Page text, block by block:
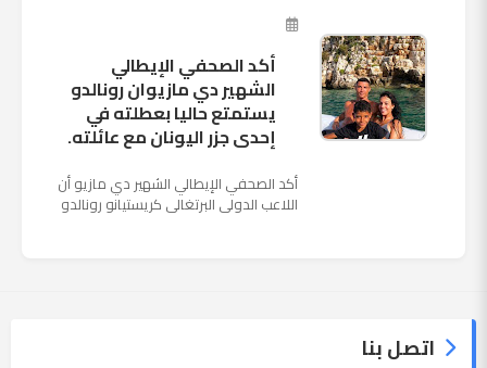
ملعب "كوزموس آ...
أكد الصحفي الإيطالي
الشهير دي مازيوان رونالدو
يستمتع حاليا بعطلته في
إحدى جزر اليونان مع عائلته.
أكد الصحفي الإيطالي الشهير دي مازيو أن
اللاعب الدولي البرتغالي كريستيانو رونالدو
اتصل بنا